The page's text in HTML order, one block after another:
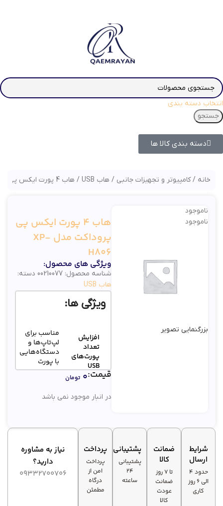
انتخاب دسته بندی
جستجو
دسته بندی کالا ها
خانه کامپیوتر و تجهیزات جانبی هاب USB هاب 4 پورت ایکس پی پروداکت مدل XP-H806
ناموجود
ناموجود
بزرگنمایی تصویر
هاب 4 پورت ایکس پی
پروداکت مدل XP-
H806
ویژگی های محصول:
شناسه محصول: 00210077 دسته:
هاب USB
ویژگی ها:
افزایش
تعداد
پورت‌های
USB
مناسب برای
لپ‌تاپ‌ها و
دستگاه‌هایی
با پورت
محدود
طراحی
حمل
مناسب برای
سازگاری
بالا
کار با اکثر
دستگاه‌ها
بدون نیاز به
در انبار موجود نمی باشد
قیمت:۰ تومان
شرایط
ارسال
حدود 4
الی 6 روز
کاری
ضمانت
کالا
تا ۷ روز
ضمانت
عودت
کالا
پشتیبانی
پشتیبانی
۲۴
ساعته
پرداخت
پرداخت
امن از
درگاه
مطمئن
نیاز به مشاوره
دارید؟
09332700706